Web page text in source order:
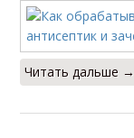
Читать дальше →